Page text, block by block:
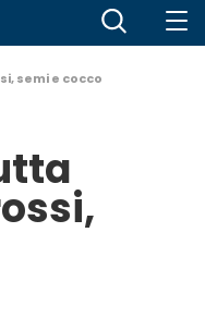
semi e cocco